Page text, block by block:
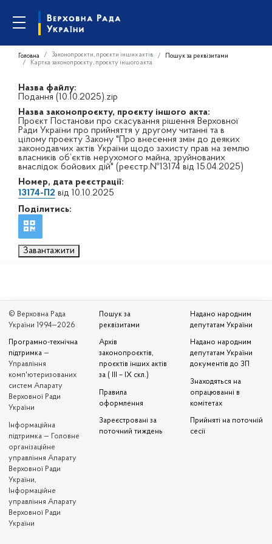
Головна Законопроєкти, проєкти інших актів
Пошук за реквізитами
Картка законопроєкту, проєкту іншого акта
Назва файлу:
Подання (10.10.2025).zip
Назва законопроєкту, проєкту іншого акта:
Проєкт Постанови про скасування рішення Верховної
Ради України про прийняття у другому читанні та в
цілому проекту Закону "Про внесення змін до деяких
законодавчих актів України щодо захисту прав на землю
власників об’єктів нерухомого майна, зруйнованих
внаслідок бойових дій" (реєстр.№13174 від 15.04.2025)
Номер, дата реєстрації:
13174-П2 від 10.10.2025
Поділитись:
Завантажити
© Верховна Рада
України 1994—2026
Програмно-технічна
підтримка —
Управління
комп'ютеризованих
систем Апарату
Верховної Ради
України
Iнформаційна
підтримка — Головне
організаційне
управління Апарату
Верховної Ради
України,
Інформаційне
управління Апарату
Верховної Ради
України
Пошук за
реквізитами
Архів
законопроєктів,
проєктів інших актів
за ( III – IX скл.)
Правила
оформлення
Зареєстровані за
поточний тиждень
Надано народним
депутатам України
Надано народним
депутатам України
документів до ЗП
Знаходяться на
опрацюванні в
комітетах
Прийняті на поточній
сесії